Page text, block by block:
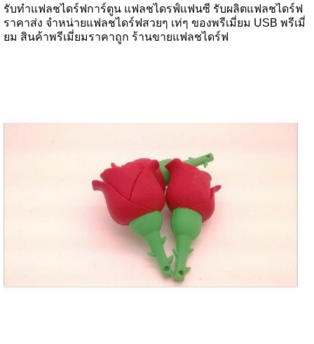
รับทำแฟลชไดร์ฟการ์ตูน แฟลชไดรฟ์แฟนซี รับผลิตแฟลชไดร์ฟ
ราคาส่ง จำหน่ายแฟลชไดร์ฟสวยๆ เท่ๆ ของพรีเมี่ยม USB พรีเมี่
ยม สินค้าพรีเมี่ยมราคาถูก ร้านขายแฟลชไดร์ฟ